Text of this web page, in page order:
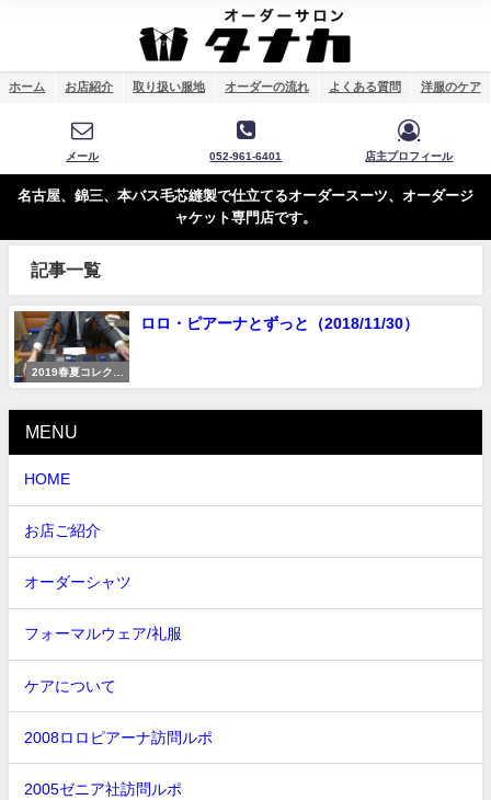
ホーム お店紹介 取り扱い服地 オーダーの流れ よくある質問 洋服のケア
メール 052-961-6401 店主プロフィール
名古屋、錦三、本バス毛芯縫製で仕立てるオーダースーツ、オーダージ
ャケット専門店です。
記事一覧
2019春夏コレクシ
ョン
ロロ・ピアーナとずっと（2018/11/30）
MENU
HOME
お店ご紹介
オーダーシャツ
フォーマルウェア/礼服
ケアについて
2008ロロピアーナ訪問ルポ
2005ゼニア社訪問ルポ